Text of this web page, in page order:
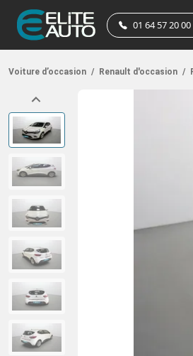
01 64 57 20 00
Voiture d’occasion / Renault d'occasion /